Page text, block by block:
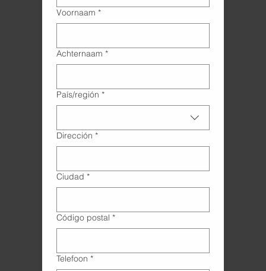
Voornaam *
Achternaam *
Adres met meerdere regels
País/región *
Dirección *
Ciudad *
Código postal *
Telefoon *